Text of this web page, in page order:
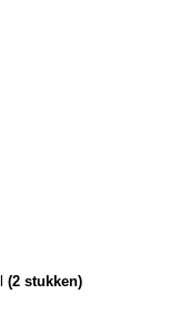
(2 stukken)